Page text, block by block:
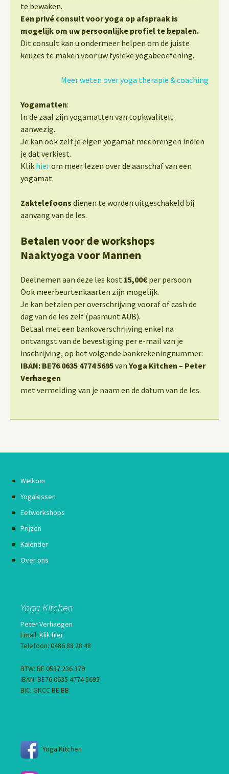
te bewaken.
Een privé consult voor yoga op afspraak is
mogelijk om uw persoonlijke profiel te bepalen.
Dit consult kan u ondermeer helpen om de juiste
keuzes te maken voor uw fysieke yogabeoefening.
Meer weten over yoga therapie & coaching
Yogamatten:
In de zaal zijn yogamatten van topkwaliteit
aanwezig.
Je kan ook zelf je eigen yogamat meebrengen indien
je dat verkiest.
Klik hierom meer lezen over de aanschaf van een
yogamat.
Zaktelefoons dienen te worden uitgeschakeld bij
aanvang van de les.
Betalen voor de workshops
Naaktyoga voor Mannen
Deelnemen aan deze les kost 15,00€ per persoon.
Ook meerbeurtenkaarten zijn mogelijk.
Je kan betalen per overschrijving vooraf of cash de
dag van de les zelf (pasmunt AUB).
Betaal met een bankoverschrijving enkel na
ontvangst van de bevestiging per e-mail van je
inschrijving, op het volgende bankrekeningnummer:
IBAN: BE76 0635 4774 5695van Yoga Kitchen – Peter
Verhaegen
met vermelding van je naam en de datum van de les.
Welkom
Yogalessen
Eetworkshops
Prijzen
Kalender
Over ons
Yoga Kitchen
Peter Verhaegen
Email: Klik hier
Telefoon: 0486 88 28 48
BTW: BE 0537 236 379
IBAN: BE76 0635 4774 5695
BIC: GKCC BE BB
Yoga Kitchen